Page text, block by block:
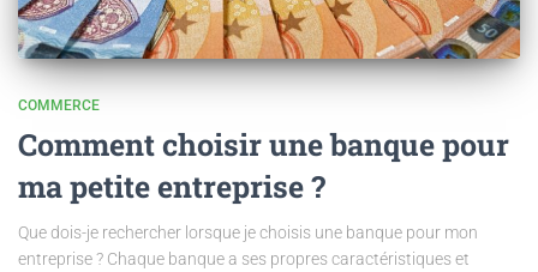
COMMERCE
Comment choisir une banque pour
ma petite entreprise ?
Que dois-je rechercher lorsque je choisis une banque pour mon
entreprise ? Chaque banque a ses propres caractéristiques et